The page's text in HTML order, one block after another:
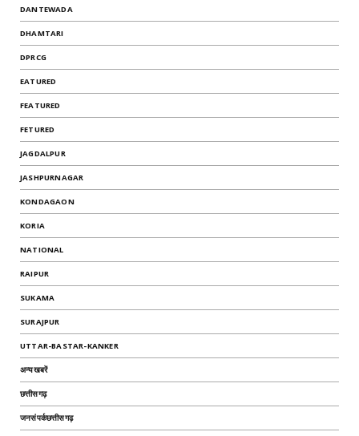
DANTEWADA
DHAMTARI
DPRCG
EATURED
FEATURED
FETURED
JAGDALPUR
JASHPURNAGAR
KONDAGAON
KORIA
NATIONAL
RAIPUR
SUKAMA
SURAJPUR
UTTAR-BASTAR-KANKER
अन्यखबरें
छत्तीसगढ़
जनसंपर्कछत्तीसगढ़